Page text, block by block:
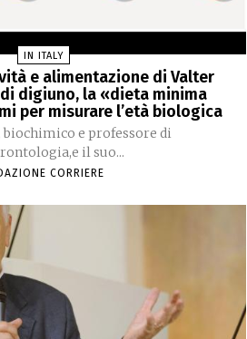
IN ITALY
e alimentazione di Valter
digiuno, la «dieta minima
per misurare l’età biologica
biochimico e professore di
il suo...
CORRIERE